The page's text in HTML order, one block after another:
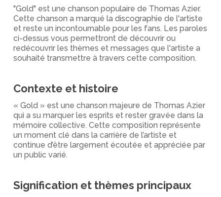
"Gold" est une chanson populaire de Thomas Azier.
Cette chanson a marqué la discographie de l'artiste
et reste un incontournable pour les fans. Les paroles
ci-dessus vous permettront de découvrir ou
redécouvrir les thèmes et messages que l'artiste a
souhaité transmettre à travers cette composition.
Contexte et histoire
« Gold » est une chanson majeure de Thomas Azier
qui a su marquer les esprits et rester gravée dans la
mémoire collective. Cette composition représente
un moment clé dans la carrière de l’artiste et
continue d’être largement écoutée et appréciée par
un public varié.
Signification et thèmes principaux